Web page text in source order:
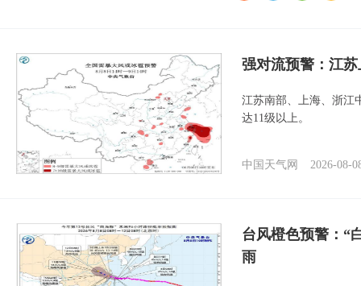
强对流预警：江
江苏南部、上海、浙江
达11级以上。
中国天气网 2026-08-
台风橙色预警：“
雨